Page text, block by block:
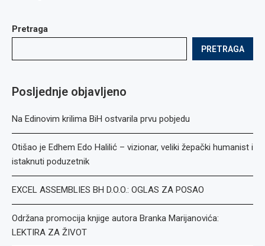
Pretraga
PRETRAGA
Posljednje objavljeno
Na Edinovim krilima BiH ostvarila prvu pobjedu
Otišao je Edhem Edo Halilić – vizionar, veliki žepački humanist i
istaknuti poduzetnik
EXCEL ASSEMBLIES BH D.O.O.: OGLAS ZA POSAO
Održana promocija knjige autora Branka Marijanovića:
LEKTIRA ZA ŽIVOT